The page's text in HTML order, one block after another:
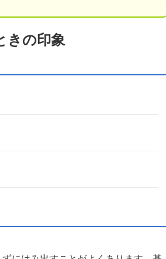
きの印象